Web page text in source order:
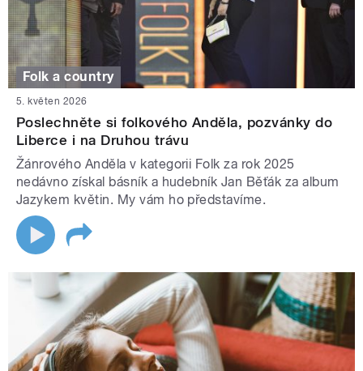
Folk a country
5. květen 2026
Poslechněte si folkového Anděla, pozvánky do
Liberce i na Druhou trávu
Žánrového Anděla v kategorii Folk za rok 2025
nedávno získal básník a hudebník Jan Běťák za album
Jazykem květin. My vám ho představíme.